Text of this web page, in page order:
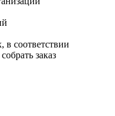
соответствии
заказ